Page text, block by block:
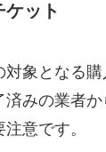
ット
象となる
みの業者
意です。